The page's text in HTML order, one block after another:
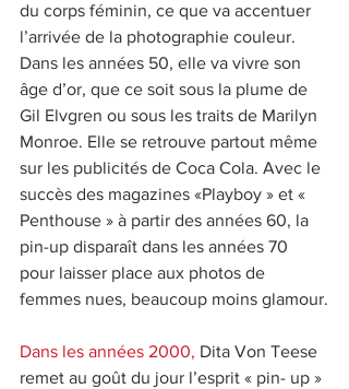
du corps féminin, ce que va accentuer
l’arrivée de la photographie couleur.
Dans les années 50, elle va vivre son
âge d’or, que ce soit sous la plume de
Gil Elvgren ou sous les traits de Marilyn
Monroe. Elle se retrouve partout même
sur les publicités de Coca Cola. Avec le
succès des magazines «Playboy » et «
Penthouse » à partir des années 60, la
pin-up disparaît dans les années 70
pour laisser place aux photos de
femmes nues, beaucoup moins glamour.
Dans les années 2000, Dita Von Teese
remet au goût du jour l’esprit « pin- up »